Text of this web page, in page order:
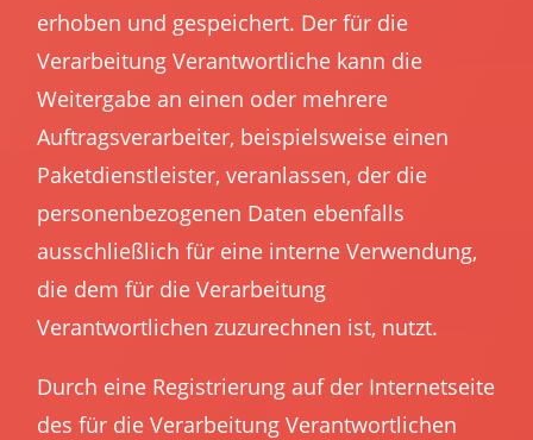
erhoben und gespeichert. Der für die
Verarbeitung Verantwortliche kann die
Weitergabe an einen oder mehrere
Auftragsverarbeiter, beispielsweise einen
Paketdienstleister, veranlassen, der die
personenbezogenen Daten ebenfalls
ausschließlich für eine interne Verwendung,
die dem für die Verarbeitung
Verantwortlichen zuzurechnen ist, nutzt.
Durch eine Registrierung auf der Internetseite
des für die Verarbeitung Verantwortlichen